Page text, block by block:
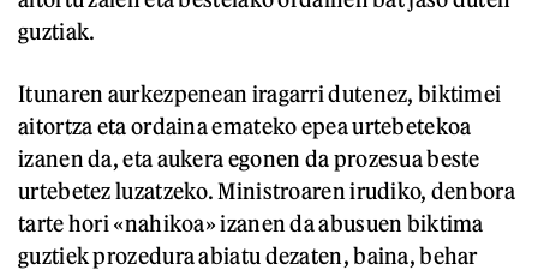
guztiak.
Itunaren aurkezpenean iragarri dutenez, biktimei
aitortza eta ordaina emateko epea urtebetekoa
izanen da, eta aukera egonen da prozesua beste
urtebetez luzatzeko. Ministroaren irudiko, denbora
tarte hori «nahikoa» izanen da abusuen biktima
guztiek prozedura abiatu dezaten, baina, behar